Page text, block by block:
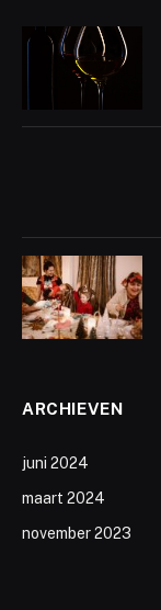
ARCHIEVEN
juni 2024
maart 2024
november 2023